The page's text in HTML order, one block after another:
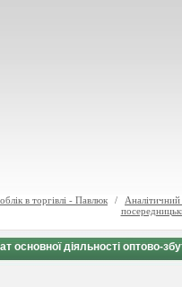
в торгівлі - Павлюк /
Аналітичний
основної діяльності оптово-